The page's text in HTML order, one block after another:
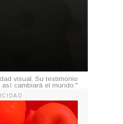
visual. Su testimonio
cambiará el mundo."